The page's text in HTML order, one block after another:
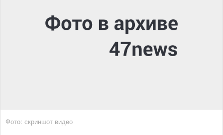
Фото: скриншот видео